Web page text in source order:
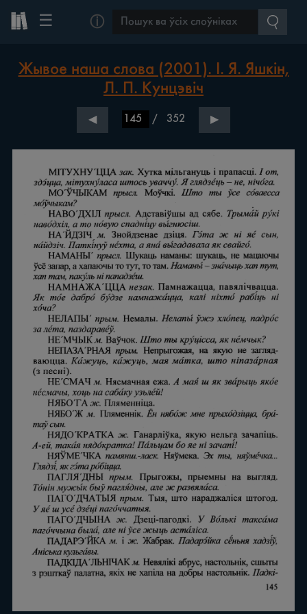
☰ ⓘ
Жывое наша слова (2001). І. Я. Яшкін,
Л. П. Кунцэвіч
◀ / 352 ▶